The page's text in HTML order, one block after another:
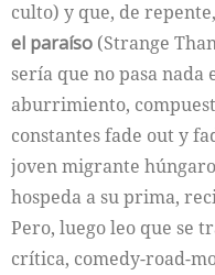
culto) y que, de
el paraíso (Strange
sería que no pasa
aburrimiento,
constantes fade out y
joven migrante
hospeda a su prima,
Pero, luego leo que se
crítica, comedy-road-